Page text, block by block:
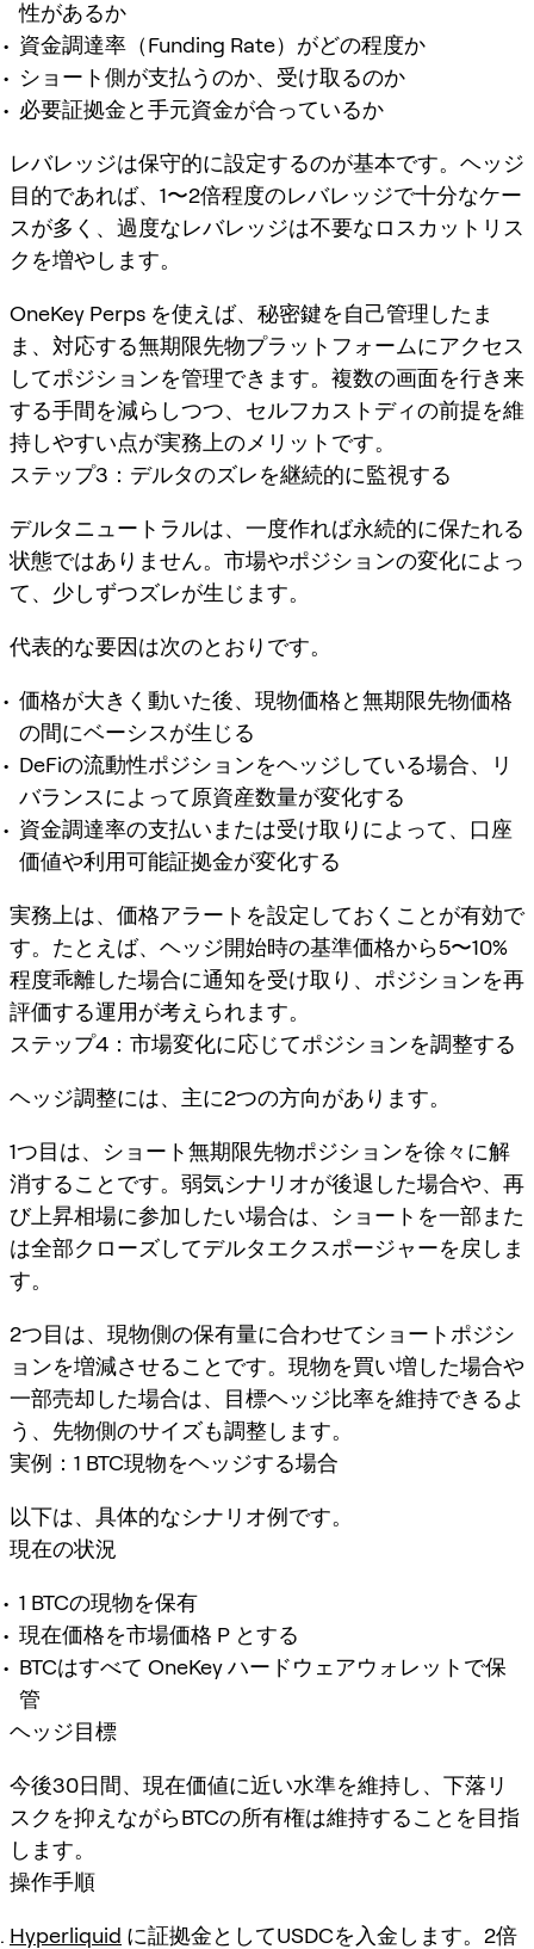
性があるか
資金調達率（Funding Rate）がどの程度か
ショート側が支払うのか、受け取るのか
必要証拠金と手元資金が合っているか
レバレッジは保守的に設定するのが基本です。ヘッジ
目的であれば、1〜2倍程度のレバレッジで十分なケー
スが多く、過度なレバレッジは不要なロスカットリス
クを増やします。
OneKey Perps を使えば、秘密鍵を自己管理したま
ま、対応する無期限先物プラットフォームにアクセス
してポジションを管理できます。複数の画面を行き来
する手間を減らしつつ、セルフカストディの前提を維
持しやすい点が実務上のメリットです。
ステップ3：デルタのズレを継続的に監視する
デルタニュートラルは、一度作れば永続的に保たれる
状態ではありません。市場やポジションの変化によっ
て、少しずつズレが生じます。
代表的な要因は次のとおりです。
価格が大きく動いた後、現物価格と無期限先物価格
の間にベーシスが生じる
DeFiの流動性ポジションをヘッジしている場合、リ
バランスによって原資産数量が変化する
資金調達率の支払いまたは受け取りによって、口座
価値や利用可能証拠金が変化する
実務上は、価格アラートを設定しておくことが有効で
す。たとえば、ヘッジ開始時の基準価格から5〜10%
程度乖離した場合に通知を受け取り、ポジションを再
評価する運用が考えられます。
ステップ4：市場変化に応じてポジションを調整する
ヘッジ調整には、主に2つの方向があります。
1つ目は、ショート無期限先物ポジションを徐々に解
消することです。弱気シナリオが後退した場合や、再
び上昇相場に参加したい場合は、ショートを一部また
は全部クローズしてデルタエクスポージャーを戻しま
す。
2つ目は、現物側の保有量に合わせてショートポジシ
ョンを増減させることです。現物を買い増した場合や
一部売却した場合は、目標ヘッジ比率を維持できるよ
う、先物側のサイズも調整します。
実例：1 BTC現物をヘッジする場合
以下は、具体的なシナリオ例です。
現在の状況
1 BTCの現物を保有
現在価格を市場価格 P とする
BTCはすべて OneKey ハードウェアウォレットで保
管
ヘッジ目標
今後30日間、現在価値に近い水準を維持し、下落リ
スクを抑えながらBTCの所有権は維持することを目指
します。
操作手順
Hyperliquid に証拠金としてUSDCを入金します。2倍